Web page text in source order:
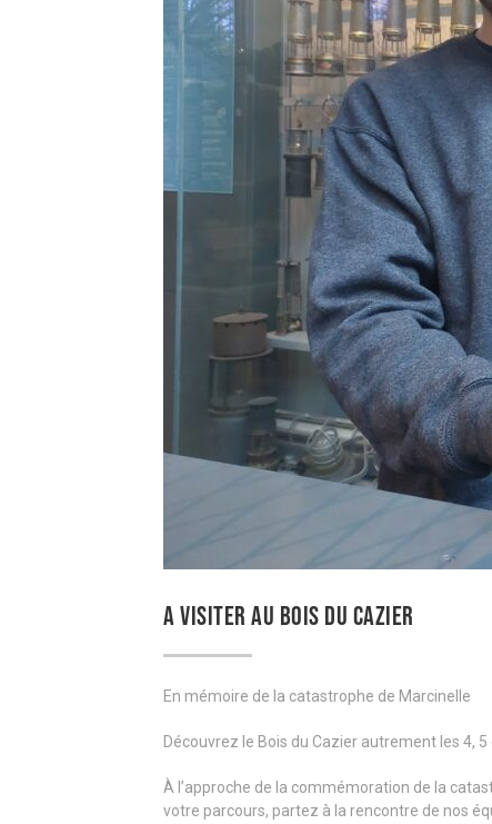
A VISITER AU BOIS DU CAZIER
En mémoire de la catastrophe de Marcinelle
Découvrez le Bois du Cazier autrement les 4, 5
À l’approche de la commémoration de la
votre parcours, partez à la rencontre de nos